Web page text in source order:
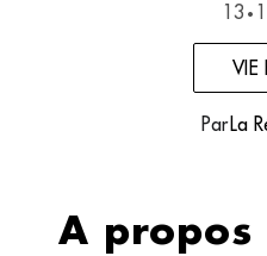
13 •
VIE
Par La
A